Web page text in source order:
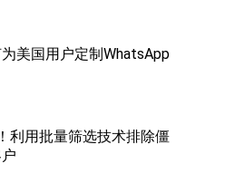
美国用户定制WhatsApp
利用批量筛选技术排除僵